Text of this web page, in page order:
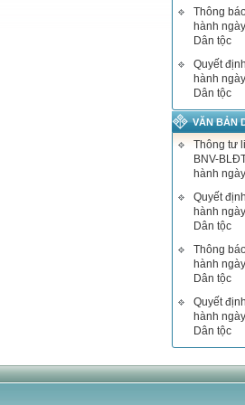
Thông
hành
Dân tộc
Quyết
hành
Dân tộc
VĂN BẢN
Thông tư
BNV-
hành
Quyết
hành
Dân tộc
Thông
hành
Dân tộc
Quyết
hành
Dân tộc